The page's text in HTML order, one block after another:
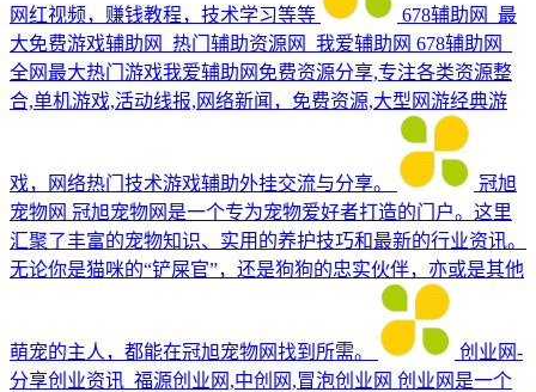
网红视频，赚钱教程，技术学习等等
678辅助网_最
大免费游戏辅助网_热门辅助资源网_我爱辅助网 678辅助网_
全网最大热门游戏我爱辅助网免费资源分享,专注各类资源整
合,单机游戏,活动线报,网络新闻，免费资源,大型网游经典游
戏，网络热门技术游戏辅助外挂交流与分享。
冠旭
宠物网 冠旭宠物网是一个专为宠物爱好者打造的门户。这里
汇聚了丰富的宠物知识、实用的养护技巧和最新的行业资讯。
无论你是猫咪的“铲屎官”，还是狗狗的忠实伙伴，亦或是其他
萌宠的主人，都能在冠旭宠物网找到所需。
创业网-
分享创业资讯_福源创业网,中创网,冒泡创业网 创业网是一个